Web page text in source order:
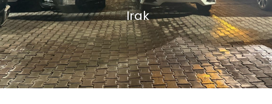
Irak